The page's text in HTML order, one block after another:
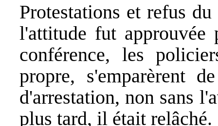
Protestations et refus
l'attitude fut
conférence, les
propre, s'emparèrent
d'arrestation, non sans
plus tard, il était relâché.